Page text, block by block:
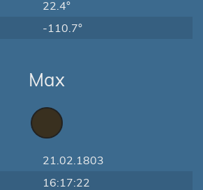
22.4°
-110.7°
Max
21.02.1803
16:17:22